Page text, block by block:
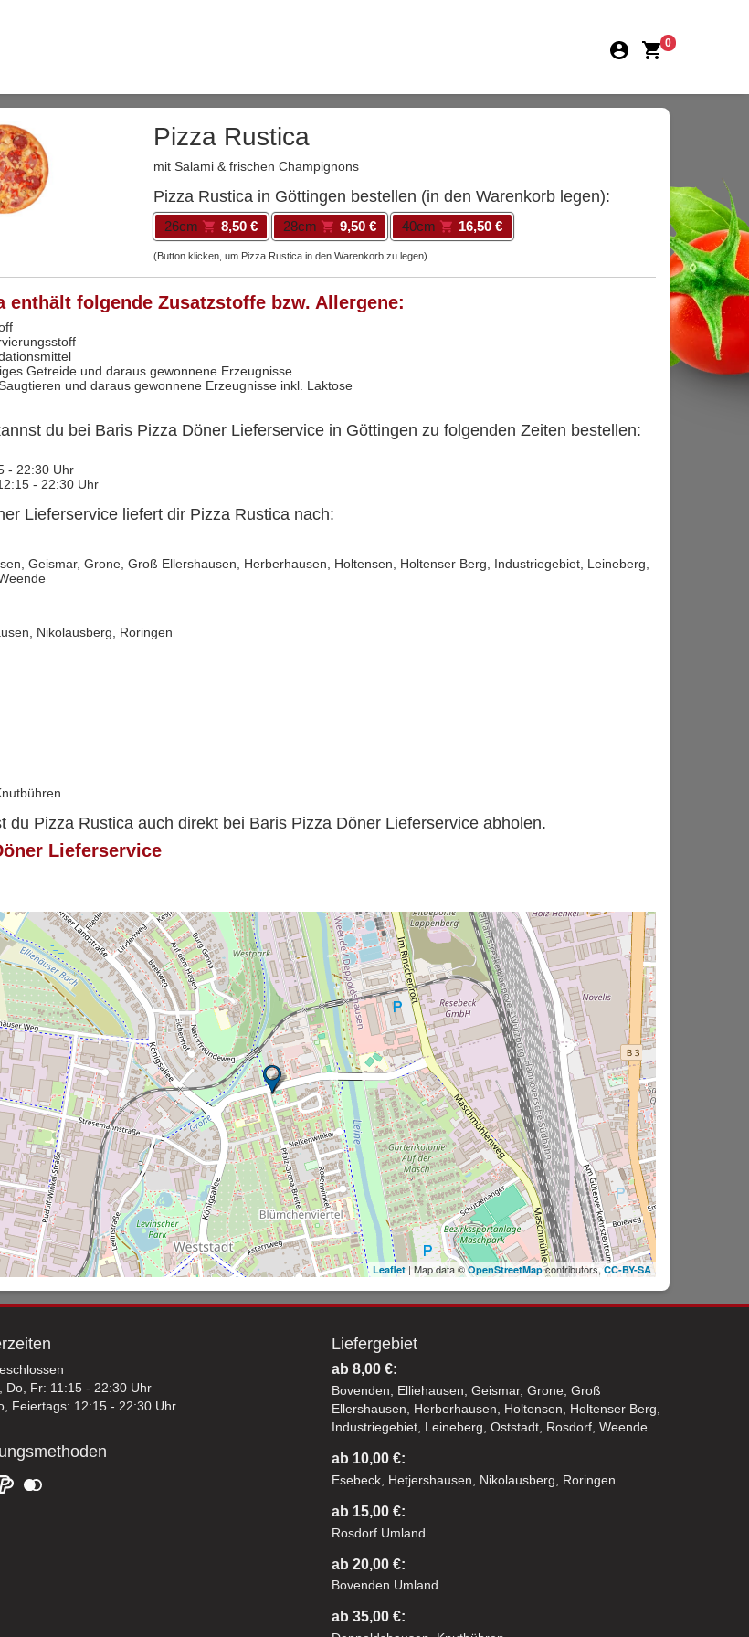
0
Pizza Rustica
mit Salami & frischen Champignons
Pizza Rustica in Göttingen bestellen (in den Warenkorb legen):
26cm 8,50 € 28cm 9,50 € 40cm 16,50 €
(Button klicken, um Pizza Rustica in den Warenkorb zu legen)
enthält folgende Zusatzstoffe bzw. Allergene:
Getreide und daraus gewonnene Erzeugnisse
und daraus gewonnene Erzeugnisse inkl. Laktose
du bei Baris Pizza Döner Lieferservice in Göttingen zu folgenden Zeiten bestellen:
- 22:30 Uhr
- 22:30 Uhr
Lieferservice liefert dir Pizza Rustica nach:
Geismar, Grone, Groß Ellershausen, Herberhausen, Holtensen, Holtenser Berg, Industriegebiet, Leineberg,
Nikolausberg, Roringen
du Pizza Rustica auch direkt bei Baris Pizza Döner Lieferservice abholen.
Lieferservice
Leaflet | Map data ©OpenStreetMapcontributors,CC-BY-SA
Do, Fr: 11:15 - 22:30 Uhr
Feiertags: 12:15 - 22:30 Uhr
Liefergebiet
ab 8,00 €:
Bovenden, Elliehausen, Geismar, Grone, Groß
Ellershausen, Herberhausen, Holtensen, Holtenser Berg,
Industriegebiet, Leineberg, Oststadt, Rosdorf, Weende
ab 10,00 €:
Esebeck, Hetjershausen, Nikolausberg, Roringen
ab 15,00 €:
Rosdorf Umland
ab 20,00 €:
Bovenden Umland
ab 35,00 €: